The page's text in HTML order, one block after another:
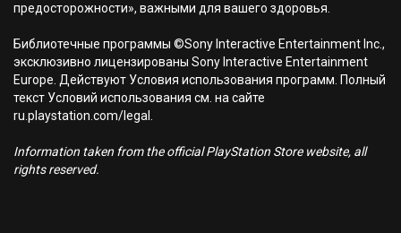
предосторожности», важными для вашего здоровья.
Библиотечные программы ©Sony Interactive Entertainment Inc.,
эксклюзивно лицензированы Sony Interactive Entertainment
Europe. Действуют Условия использования программ. Полный
текст Условий использования см. на сайте
ru.playstation.com/legal.
Information taken from the official PlayStation Store website, all
rights reserved.